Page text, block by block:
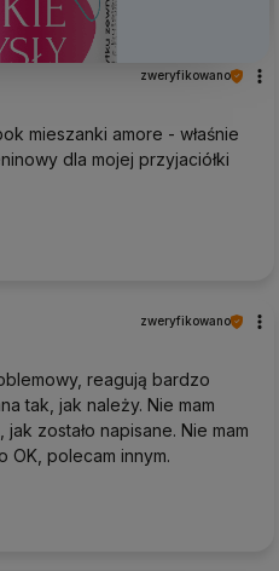
zweryfikowano
mieszanki amore - właśnie
dla mojej przyjaciółki
zweryfikowano
reagują bardzo
tak, jak należy. Nie mam
zostało napisane. Nie mam
OK, polecam innym.